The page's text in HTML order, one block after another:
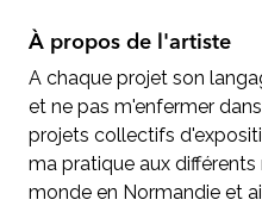
À propos de l'artiste
A chaque projet son
et ne pas m'enfermer
projets collectifs
ma pratique aux
monde en Normandie et